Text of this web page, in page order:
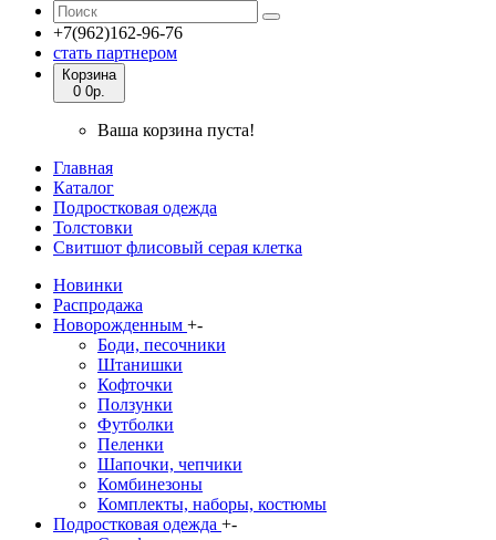
+7(962)162-96-76
стать партнером
Корзина
0 0р.
Ваша корзина пуста!
Главная
Каталог
Подростковая одежда
Толстовки
Свитшот флисовый серая клетка
Новинки
Распродажа
Новорожденным +-
Боди, песочники
Штанишки
Кофточки
Ползунки
Футболки
Пеленки
Шапочки, чепчики
Комбинезоны
Комплекты, наборы, костюмы
Подростковая одежда +-